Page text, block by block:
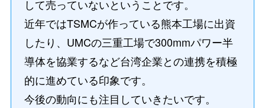
して売っていないということです。
近年ではTSMCが作っている熊本工場に出資
したり、UMCの三重工場で300mmパワー半
導体を協業するなど台湾企業との連携を積極
的に進めている印象です。
今後の動向にも注目していきたいです。